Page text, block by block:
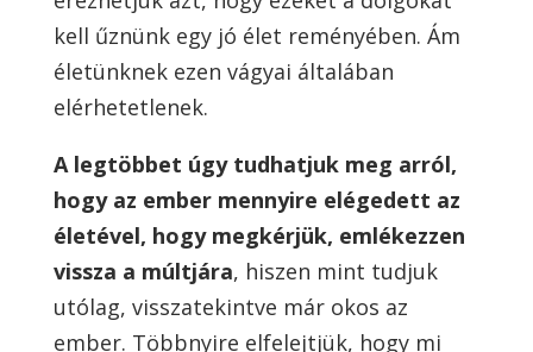
kell űznünk egy jó élet reményében. Ám
életünknek ezen vágyai általában
elérhetetlenek.
A legtöbbet úgy tudhatjuk meg arról,
hogy az ember mennyire elégedett az
életével, hogy megkérjük, emlékezzen
vissza a múltjára, hiszen mint tudjuk
utólag, visszatekintve már okos az
ember. Többnyire elfelejtjük, hogy mi